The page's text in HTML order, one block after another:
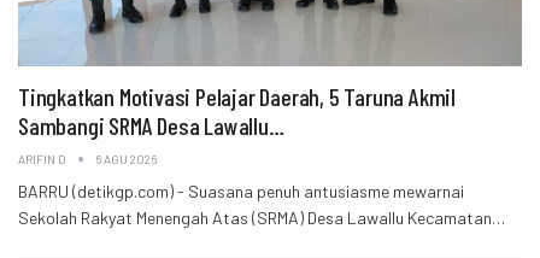
Tingkatkan Motivasi Pelajar Daerah, 5 Taruna Akmil
Sambangi SRMA Desa Lawallu…
ARIFIN D 6 AGU 2026
BARRU (detikgp.com) - Suasana penuh antusiasme mewarnai
Sekolah Rakyat Menengah Atas (SRMA) Desa Lawallu Kecamatan…